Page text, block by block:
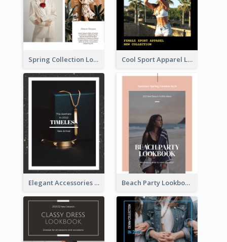
Spring Collection Lookbook Cool Sport Apparel Lookbook
Elegant Accessories Lookbook Beach Party Lookbook